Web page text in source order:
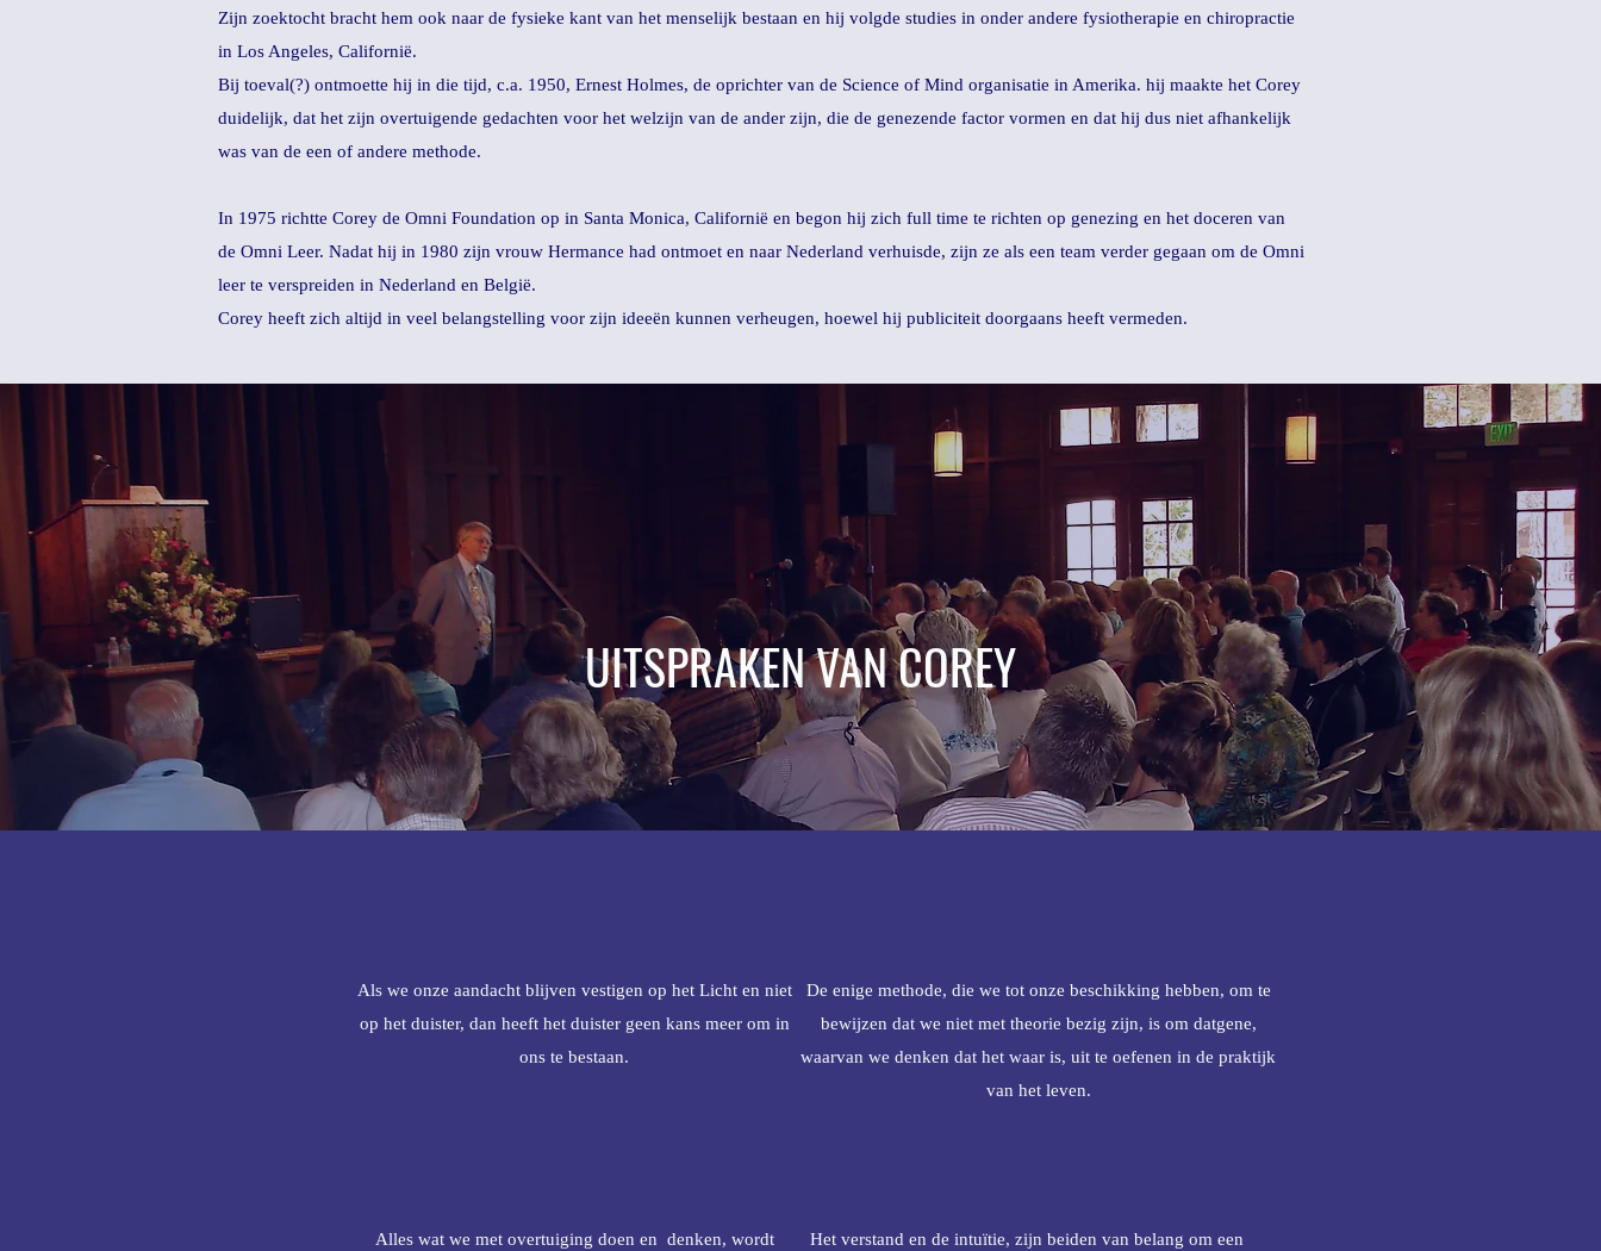
Zijn zoektocht bracht hem ook naar de fysieke kant van het menselijk bestaan en hij volgde studies in onder andere fysiotherapie en chiropractie
in Los Angeles, Californië.
Bij toeval(?) ontmoette hij in die tijd, c.a. 1950, Ernest Holmes, de oprichter van de Science of Mind organisatie in Amerika. hij maakte het Corey
duidelijk, dat het zijn overtuigende gedachten voor het welzijn van de ander zijn, die de genezende factor vormen en dat hij dus niet afhankelijk
was van de een of andere methode.
In 1975 richtte Corey de Omni Foundation op in Santa Monica, Californië en begon hij zich full time te richten op genezing en het doceren van
de Omni Leer. Nadat hij in 1980 zijn vrouw Hermance had ontmoet en naar Nederland verhuisde, zijn ze als een team verder gegaan om de Omni
leer te verspreiden in Nederland en België.
Corey heeft zich altijd in veel belangstelling voor zijn ideeën kunnen verheugen, hoewel hij publiciteit doorgaans heeft vermeden.
UITSPRAKEN VAN COREY
Als we onze aandacht blijven vestigen op het Licht en niet
op het duister, dan heeft het duister geen kans meer om in
ons te bestaan.
De enige methode, die we tot onze beschikking hebben, om te
bewijzen dat we niet met theorie bezig zijn, is om datgene,
waarvan we denken dat het waar is, uit te oefenen in de praktijk
van het leven.
Alles wat we met overtuiging doen en denken, wordt
Het verstand en de intuïtie, zijn beiden van belang om een